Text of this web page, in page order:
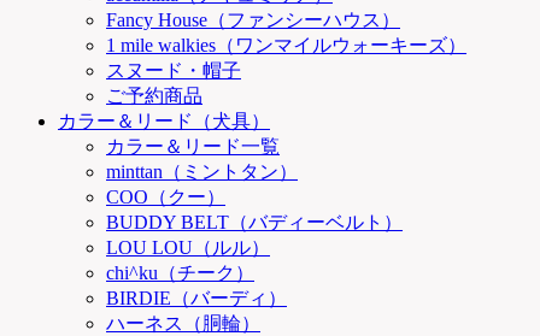
Fancy House（ファンシーハウス）
1 mile walkies（ワンマイルウォーキーズ）
スヌード・帽子
ご予約商品
カラー＆リード（犬具）
カラー＆リード一覧
minttan（ミントタン）
COO（クー）
BUDDY BELT（バディーベルト）
LOU LOU（ルル）
chi^ku（チーク）
BIRDIE（バーディ）
ハーネス（胴輪）